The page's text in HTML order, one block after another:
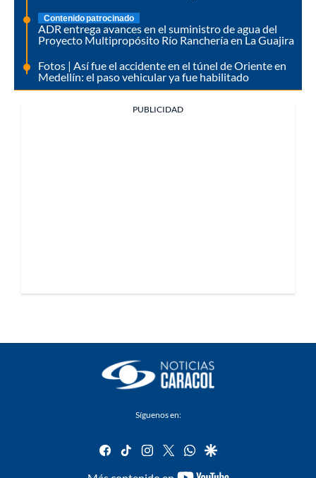
Contenido patrocinado
ADR entrega avances en el suministro de agua del
Proyecto Multipropósito Río Ranchería en La Guajira
Fotos | Así fue el accidente en el túnel de Oriente en
Medellín: el paso vehicular ya fue habilitado
PUBLICIDAD
Síguenos en:
facebook
tiktok instagram
twitterwhatsapp
google